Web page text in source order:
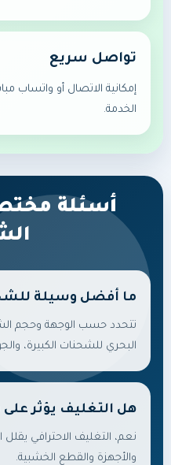
تواصل سريع
إمكانية الاتصال أو واتساب
الخدمة.
أسئلة
ما أفضل وسيلة
تتحدد حسب الوجهة وحجم
البحري للشحنات الكبيرة،
هل التغليف يؤثر
نعم، التغليف الاحترافي
والأجهزة والقطع الخشبية.